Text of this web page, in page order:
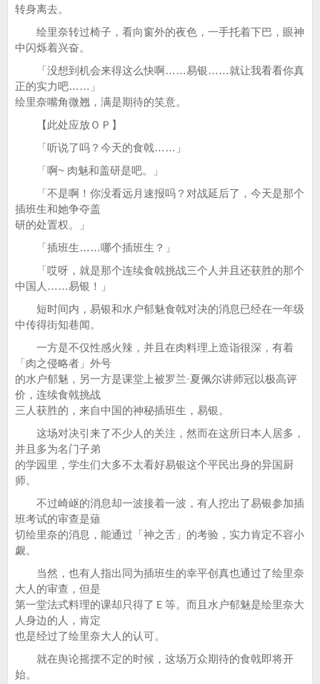
转身离去。
绘里奈转过椅子，看向窗外的夜色，一手托着下巴，眼神
中闪烁着兴奋。
「没想到机会来得这么快啊……易银……就让我看看你真
正的实力吧……」
绘里奈嘴角微翘，满是期待的笑意。
【此处应放ＯＰ】
「听说了吗？今天的食戟……」
「啊~ 肉魅和盖研是吧。」
「不是啊！你没看远月速报吗？对战延后了，今天是那个
插班生和她争夺盖
研的处置权。」
「插班生……哪个插班生？」
「哎呀，就是那个连续食戟挑战三个人并且还获胜的那个
中国人……易银！」
短时间内，易银和水户郁魅食戟对决的消息已经在一年级
中传得街知巷闻。
一方是不仅性感火辣，并且在肉料理上造诣很深，有着
「肉之侵略者」外号
的水户郁魅，另一方是课堂上被罗兰·夏佩尔讲师冠以极高评
价，连续食戟挑战
三人获胜的，来自中国的神秘插班生，易银。
这场对决引来了不少人的关注，然而在这所日本人居多，
并且多为名门子弟
的学园里，学生们大多不太看好易银这个平民出身的异国厨
师。
不过崎岖的消息却一波接着一波，有人挖出了易银参加插
班考试的审查是薙
切绘里奈的消息，能通过「神之舌」的考验，实力肯定不容小
觑。
当然，也有人指出同为插班生的幸平创真也通过了绘里奈
大人的审查，但是
第一堂法式料理的课却只得了Ｅ等。而且水户郁魅是绘里奈大
人身边的人，肯定
也是经过了绘里奈大人的认可。
就在舆论摇摆不定的时候，这场万众期待的食戟即将开
始。